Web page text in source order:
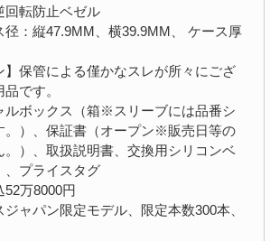
回転防止ベゼル
径：縦47.9MM、横39.9MM、 ケース厚
】保管による僅かなスレが所々にござ
です。
ルボックス（箱※スリーブには品番シ
。）、保証書（オープン※販売日等の
。）、取扱説明書、交換用シリコンベ
、プライスタグ
52万8000円
ジャパン限定モデル、限定本数300本、